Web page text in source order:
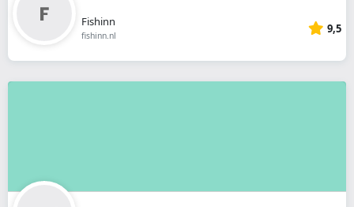
Fishinn
fishinn.nl 9,5